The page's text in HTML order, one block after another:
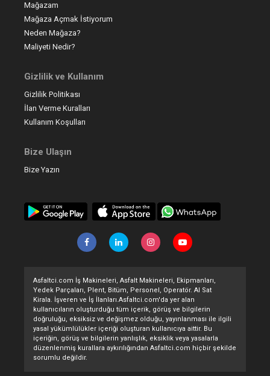
Mağazam
Mağaza Açmak İstiyorum
Neden Mağaza?
Maliyeti Nedir?
Gizlilik ve Kullanım
Gizlilik Politikası
İlan Verme Kuralları
Kullanım Koşulları
Bize Ulaşın
Bize Yazın
Asfaltci.com İş Makineleri, Asfalt Makineleri, Ekipmanları,
Yedek Parçaları, Plent, Bitüm, Personel, Operatör. Al Sat
Kirala. İşveren ve İş İlanları.Asfaltci.com'da yer alan
kullanıcıların oluşturduğu tüm içerik, görüş ve bilgilerin
doğruluğu, eksiksiz ve değişmez olduğu, yayınlanması ile ilgili
yasal yükümlülükler içeriği oluşturan kullanıcıya aittir. Bu
içeriğin, görüş ve bilgilerin yanlışlık, eksiklik veya yasalarla
düzenlenmiş kurallara aykırılığından Asfaltci.com hiçbir şekilde
sorumlu değildir.